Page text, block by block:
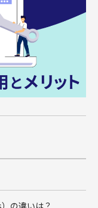
支援
HubSpot